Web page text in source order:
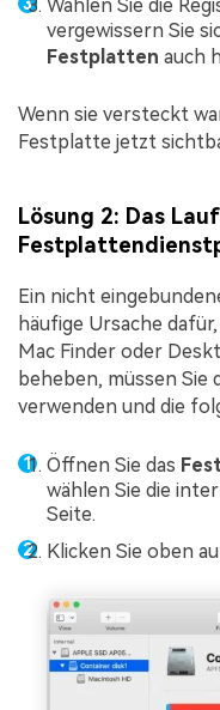
Wählen Sie die
vergewissern Sie
Festplatten auch
Wenn sie versteckt
Festplatte jetzt
Lösung 2: Das
Ein nicht
häufige Ursache
Mac Finder oder
beheben, müssen
verwenden und die
Öffnen Sie das
wählen Sie die
Seite.
Klicken Sie oben